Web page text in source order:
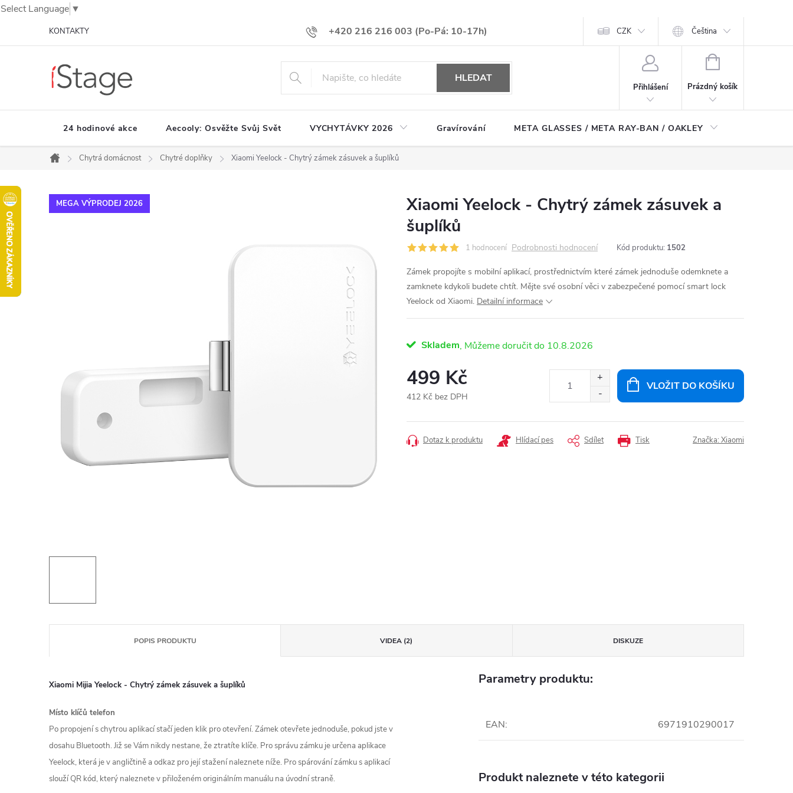
Select Language ▼
+420 216 216 003
KONTAKTY CZK Čeština
HLEDAT
Přihlášení
NÁKUPNÍ
Prázdný košík
24 hodinové akce Aecooly: Osvěžte Svůj Svět VYCHYTÁVKY 2026 Gravírování META GLASSES / META RAY-BAN / OAKLEY
Domů
Chytrá domácnost Chytré doplňky Xiaomi Yeelock - Chytrý zámek zásuvek a šuplíků
MEGA VÝPRODEJ 2026
Xiaomi Yeelock - Chytrý zámek zásuvek a
šuplíků
1 hodnocení Podrobnosti hodnocení Kód produktu: 1502
Zámek propojíte s mobilní aplikací, prostřednictvím které zámek jednoduše odemknete a
zamknete kdykoli budete chtít. Mějte své osobní věci v zabezpečené pomocí smart lock
Yeelock od Xiaomi. Detailní informace
Skladem 10.8.2026
499 Kč
412 Kč bez DPH
cena:
VLOŽIT DO KOŠÍKU
Tisk
Dotaz k produktu Hlídací pes Sdílet Značka: Xiaomi
POPIS PRODUKTU VIDEA (2) DISKUZE
Xiaomi Mijia Yeelock - Chytrý zámek zásuvek a šuplíků
Místo klíčů telefon
Po propojení s chytrou aplikací stačí jeden klik pro otevření. Zámek otevřete jednoduše, pokud jste v
dosahu Bluetooth. Již se Vám nikdy nestane, že ztratíte klíče. Pro správu zámku je určena aplikace
Yeelock, která je v angličtině a odkaz pro její stažení naleznete níže. Pro spárování zámku s aplikací
slouží QR kód, který naleznete v přiloženém originálním manuálu na úvodní straně.
Parametry produktu:
EAN: 6971910290017
Produkt naleznete v této kategorii